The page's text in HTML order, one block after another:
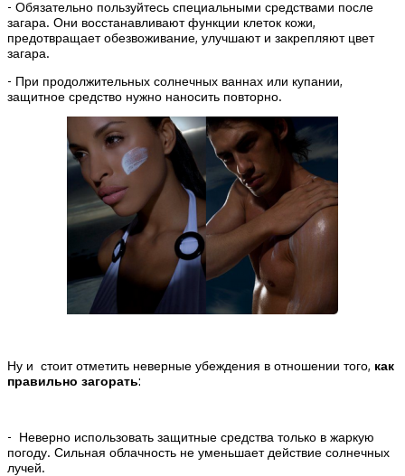
- Обязательно пользуйтесь специальными средствами после
загара. Они восстанавливают функции клеток кожи,
предотвращает обезвоживание, улучшают и закрепляют цвет
загара.
- При продолжительных солнечных ваннах или купании,
защитное средство нужно наносить повторно.
Ну и стоит отметить неверные убеждения в отношении того, как
правильно загорать:
- Неверно использовать защитные средства только в жаркую
погоду. Сильная облачность не уменьшает действие солнечных
лучей.